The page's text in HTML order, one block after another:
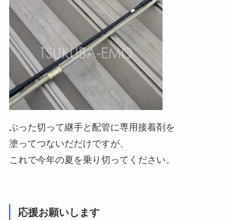
ぶった切って継手と配管に専用接着剤を
塗ってつないだだけですが、
これで今年の夏を乗り切ってください。
応援お願いします